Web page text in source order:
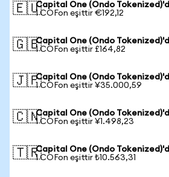
🇪🇺Capital One (Ondo
1 COFon eşittir €192,12
🇬🇧Capital One (Ondo
1 COFon eşittir £164,82
🇯🇵Capital One (Ondo
1 COFon eşittir ¥35.000,59
🇨🇳Capital One (Ondo
1 COFon eşittir ¥1.498,23
🇹🇷Capital One (Ondo
1 COFon eşittir ₺10.563,31